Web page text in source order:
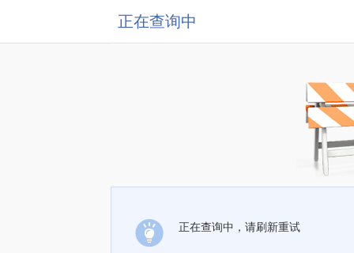
正在查询中
正在查询中，请刷新重试